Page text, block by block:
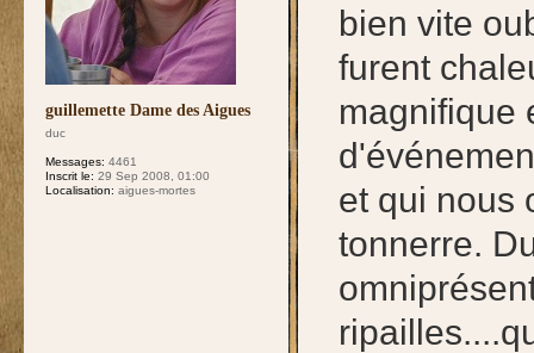
guillemette Dame des Aigues
duc
Messages: 4461
Inscrit le: 29 Sep 2008, 01:00
Localisation: aigues-mortes
bien vite
furent
magnifique
et qui nous
tonnerre.